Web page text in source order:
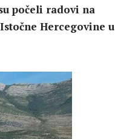
počeli radovi na
Hercegovine u